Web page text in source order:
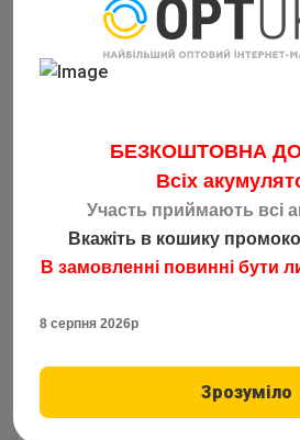
від 100 шт
від 20 шт
БЕЗКОШТОВНА
Всіх
Участь приймають всі
Вкажіть в кошику
В замовленні повинні бути
8 серпня 2026р
Зрозуміло